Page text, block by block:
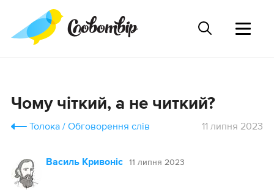
Чому чіткий, а не читкий?
Толока Обговорення слів 11 липня 2023
Василь Кривоніс 11 липня 2023